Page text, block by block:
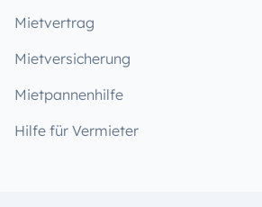
Mietvertrag
Mietversicherung
Mietpannenhilfe
Hilfe für Vermieter